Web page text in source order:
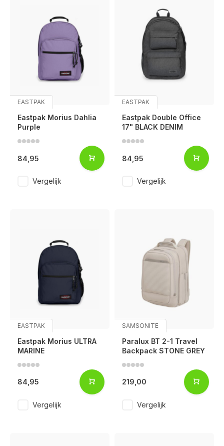
EASTPAK
Eastpak Morius Dahlia
Purple
84,95
Vergelijk
EASTPAK
Eastpak Double Office
17" BLACK DENIM
84,95
Vergelijk
EASTPAK
Eastpak Morius ULTRA
MARINE
84,95
Vergelijk
SAMSONITE
Paralux BT 2-1 Travel
Backpack STONE GREY
219,00
Vergelijk